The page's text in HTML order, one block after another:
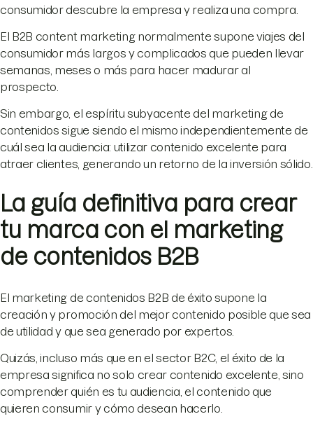
consumidor descubre la empresa y realiza una compra.
El B2B content marketing normalmente supone viajes del
consumidor más largos y complicados que pueden llevar
semanas, meses o más para hacer madurar al
prospecto.
Sin embargo, el espíritu subyacente del marketing de
contenidos sigue siendo el mismo independientemente de
cuál sea la audiencia: utilizar contenido excelente para
atraer clientes, generando un retorno de la inversión sólido.
La guía definitiva para crear
tu marca con el marketing
de contenidos B2B
El marketing de contenidos B2B de éxito supone la
creación y promoción del mejor contenido posible que sea
de utilidad y que sea generado por expertos.
Quizás, incluso más que en el sector B2C, el éxito de la
empresa significa no solo crear contenido excelente, sino
comprender quién es tu audiencia, el contenido que
quieren consumir y cómo desean hacerlo.